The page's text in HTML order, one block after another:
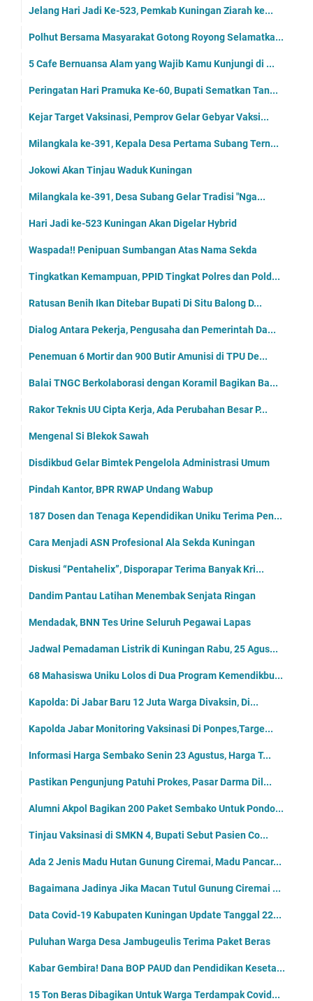
Jelang Hari Jadi Ke-523, Pemkab Kuningan Ziarah ke...
Polhut Bersama Masyarakat Gotong Royong Selamatka...
5 Cafe Bernuansa Alam yang Wajib Kamu Kunjungi di ...
Peringatan Hari Pramuka Ke-60, Bupati Sematkan Tan...
Kejar Target Vaksinasi, Pemprov Gelar Gebyar Vaksi...
Milangkala ke-391, Kepala Desa Pertama Subang Tern...
Jokowi Akan Tinjau Waduk Kuningan
Milangkala ke-391, Desa Subang Gelar Tradisi "Nga...
Hari Jadi ke-523 Kuningan Akan Digelar Hybrid
Waspada!! Penipuan Sumbangan Atas Nama Sekda
Tingkatkan Kemampuan, PPID Tingkat Polres dan Pold...
Ratusan Benih Ikan Ditebar Bupati Di Situ Balong D...
Dialog Antara Pekerja, Pengusaha dan Pemerintah Da...
Penemuan 6 Mortir dan 900 Butir Amunisi di TPU De...
Balai TNGC Berkolaborasi dengan Koramil Bagikan Ba...
Rakor Teknis UU Cipta Kerja, Ada Perubahan Besar P...
Mengenal Si Blekok Sawah
Disdikbud Gelar Bimtek Pengelola Administrasi Umum
Pindah Kantor, BPR RWAP Undang Wabup
187 Dosen dan Tenaga Kependidikan Uniku Terima Pen...
Cara Menjadi ASN Profesional Ala Sekda Kuningan
Diskusi “Pentahelix”, Disporapar Terima Banyak Kri...
Dandim Pantau Latihan Menembak Senjata Ringan
Mendadak, BNN Tes Urine Seluruh Pegawai Lapas
Jadwal Pemadaman Listrik di Kuningan Rabu, 25 Agus...
68 Mahasiswa Uniku Lolos di Dua Program Kemendikbu...
Kapolda: Di Jabar Baru 12 Juta Warga Divaksin, Di...
Kapolda Jabar Monitoring Vaksinasi Di Ponpes,Targe...
Informasi Harga Sembako Senin 23 Agustus, Harga T...
Pastikan Pengunjung Patuhi Prokes, Pasar Darma Dil...
Alumni Akpol Bagikan 200 Paket Sembako Untuk Pondo...
Tinjau Vaksinasi di SMKN 4, Bupati Sebut Pasien Co...
Ada 2 Jenis Madu Hutan Gunung Ciremai, Madu Pancar...
Bagaimana Jadinya Jika Macan Tutul Gunung Ciremai ...
Data Covid-19 Kabupaten Kuningan Update Tanggal 22...
Puluhan Warga Desa Jambugeulis Terima Paket Beras
Kabar Gembira! Dana BOP PAUD dan Pendidikan Keseta...
15 Ton Beras Dibagikan Untuk Warga Terdampak Covid...